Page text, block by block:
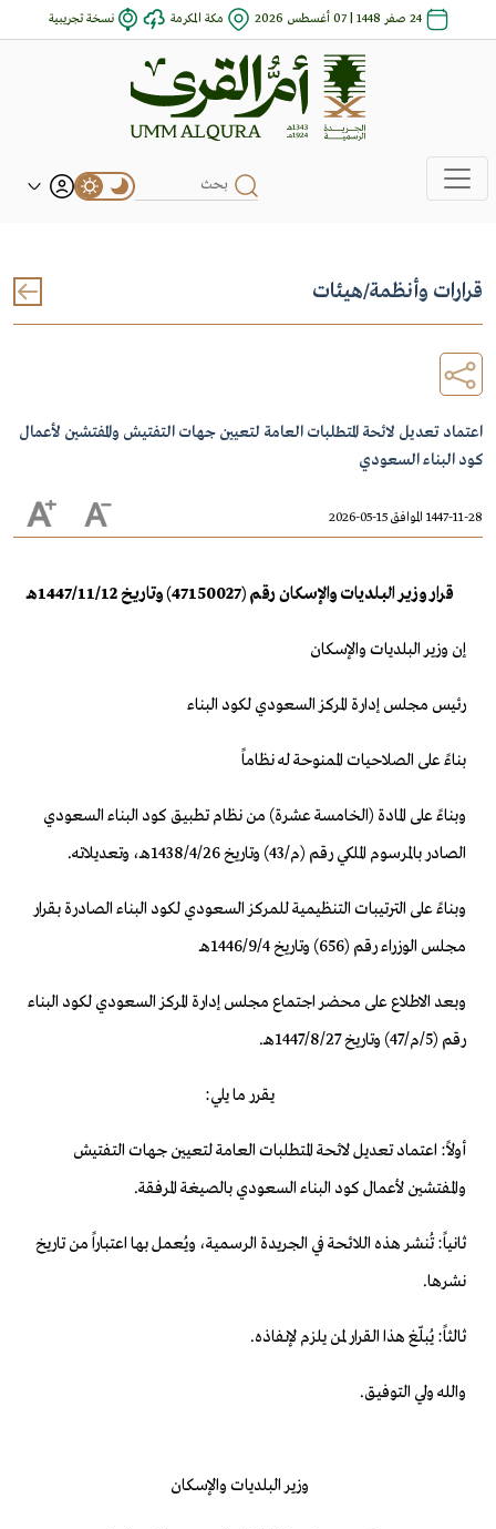
24 صفر 1448 | 07 أغسطس 2026 مكة المكرمة نسخة تجريبية
قرارات وأنظمة/هيئات
اعتماد تعديل لائحة المتطلبات العامة لتعيين جهات التفتيش والمفتشين لأعمال
كود البناء السعودي
1447-11-28 الموافق 15-05-2026
قرار وزير البلديات والإسكان رقم (47150027) وتاريخ 1447/11/12هـ
إن وزير البلديات والإسكان
رئيس مجلس إدارة المركز السعودي لكود البناء
بناءً على الصلاحيات الممنوحة له نظاماً
وبناءً على المادة (الخامسة عشرة) من نظام تطبيق كود البناء السعودي
الصادر بالمرسوم الملكي رقم (م/43) وتاريخ 26/‏4‏/1438هـ، وتعديلاته.
وبناءً على الترتيبات التنظيمية للمركز السعودي لكود البناء الصادرة بقرار
مجلس الوزراء رقم (656) وتاريخ 4/‏9‏/1446هـ
وبعد الاطلاع على محضر اجتماع مجلس إدارة المركز السعودي لكود البناء
رقم (5/م/47) وتاريخ 27/‏8‏/1447هـ.
يقرر ما يلي:
أولاً: اعتماد تعديل لائحة المتطلبات العامة لتعيين جهات التفتيش
والمفتشين لأعمال كود البناء السعودي بالصيغة المرفقة.
ثانياً: تُنشر هذه اللائحة في الجريدة الرسمية، ويُعمل بها اعتباراً من تاريخ
نشرها.
ثالثاً: يُبلّغ هذا القرار لمن يلزم لإنفاذه.
والله ولي التوفيق.
وزير البلديات والإسكان